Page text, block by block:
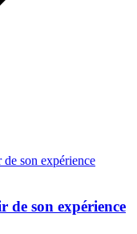
de son expérience